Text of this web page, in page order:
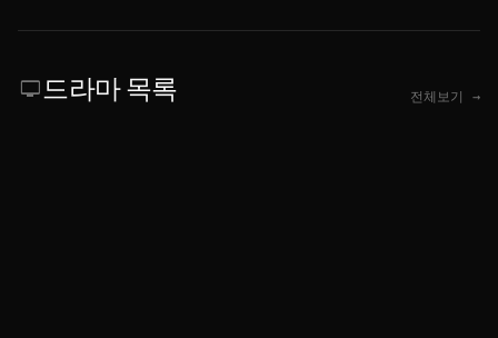
tv드라마 목록 전체보기 →